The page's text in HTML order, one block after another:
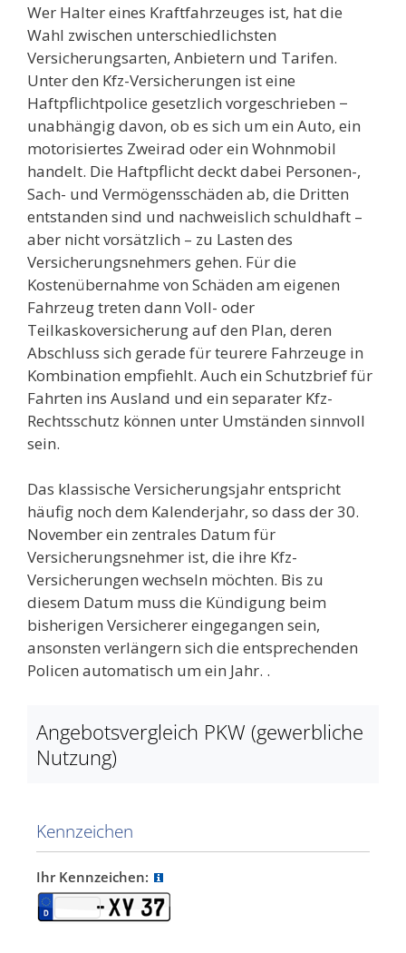
Wer Halter eines Kraftfahrzeuges ist, hat die
Wahl zwischen unterschiedlichsten
Versicherungsarten, Anbietern und Tarifen.
Unter den Kfz-Versicherungen ist eine
Haftpflichtpolice gesetzlich vorgeschrieben −
unabhängig davon, ob es sich um ein Auto, ein
motorisiertes Zweirad oder ein Wohnmobil
handelt. Die Haftpflicht deckt dabei Personen-,
Sach- und Vermögensschäden ab, die Dritten
entstanden sind und nachweislich schuldhaft –
aber nicht vorsätzlich – zu Lasten des
Versicherungsnehmers gehen. Für die
Kostenübernahme von Schäden am eigenen
Fahrzeug treten dann Voll- oder
Teilkaskoversicherung auf den Plan, deren
Abschluss sich gerade für teurere Fahrzeuge in
Kombination empfiehlt. Auch ein Schutzbrief für
Fahrten ins Ausland und ein separater Kfz-
Rechtsschutz können unter Umständen sinnvoll
sein.
Das klassische Versicherungsjahr entspricht
häufig noch dem Kalenderjahr, so dass der 30.
November ein zentrales Datum für
Versicherungsnehmer ist, die ihre Kfz-
Versicherungen wechseln möchten. Bis zu
diesem Datum muss die Kündigung beim
bisherigen Versicherer eingegangen sein,
ansonsten verlängern sich die entsprechenden
Policen automatisch um ein Jahr. .